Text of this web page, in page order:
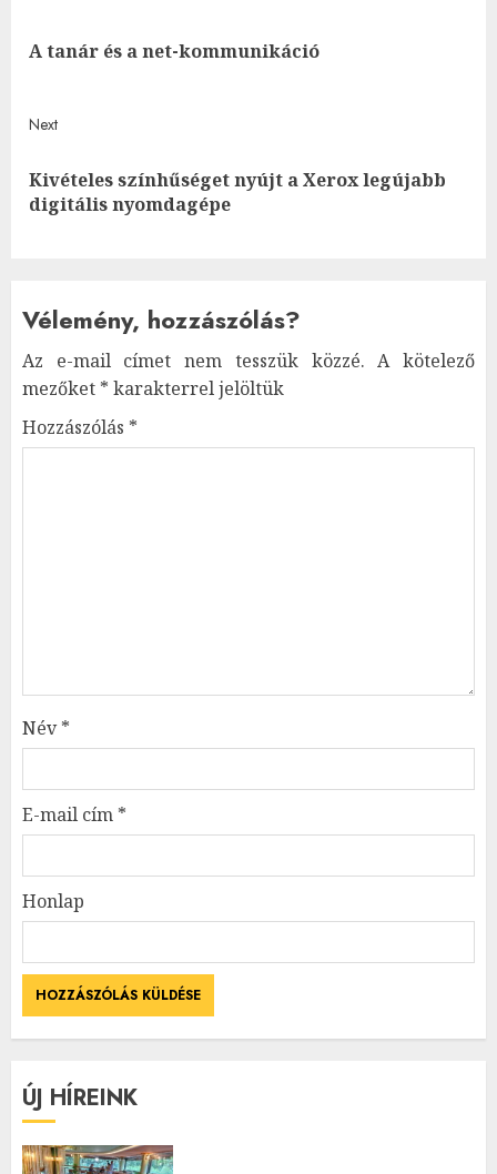
navigation
A tanár és a net-kommunikáció
Next
Next
post:
Kivételes színhűséget nyújt a Xerox legújabb
digitális nyomdagépe
Vélemény, hozzászólás?
Az e-mail címet nem tesszük közzé. A kötelező
mezőket * karakterrel jelöltük
Hozzászólás *
Név*
E-mail cím *
Honlap
ÚJ HÍREINK